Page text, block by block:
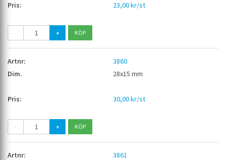
23,00 kr/st
- +
3860
28x15 mm
30,00 kr/st
- +
3861